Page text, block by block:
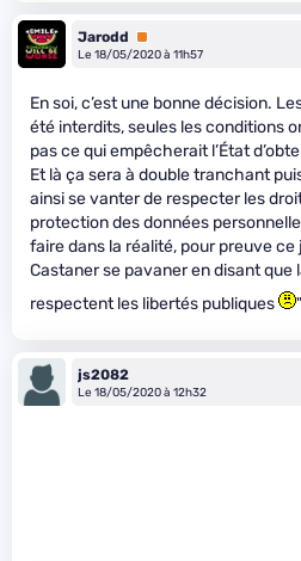
Jarodd
Premium
Le 18/05/2020 à 11h57
En soi, c’est une bonne décision.
été interdits, seules les conditions
pas ce qui empêcherait l’État
Et là ça sera à double tranchant
ainsi se vanter de respecter les
protection des données
faire dans la réalité, pour preuve
Castaner se pavaner en disant que
respectent les libertés publiques
js2082
Le 18/05/2020 à 12h32